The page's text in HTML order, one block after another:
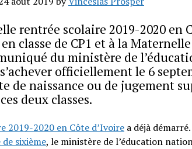
rentrée scolaire 2019-2020 en
classe de CP1 et à la
du ministère de
officiellement le 6
de naissance ou de jugement
deux classes.
2019-2020 en Côte d’Ivoirea déjà
sixième, le ministère de l’éducation